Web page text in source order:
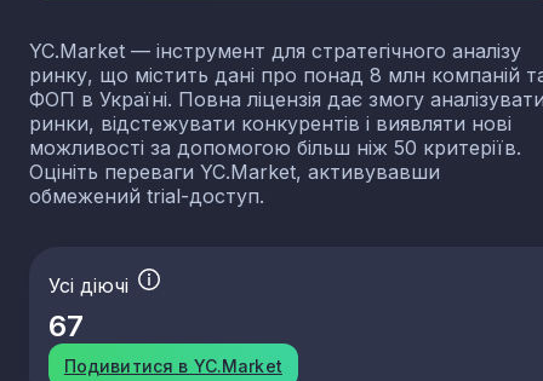
YC.Market — інструмент для стратегічного аналізу
ринку, що містить дані про понад 8 млн компаній
ФОП в Україні. Повна ліцензія дає змогу
ринки, відстежувати конкурентів і виявляти нові
можливості за допомогою більш ніж 50 критеріїв.
Оцініть переваги YC.Market, активувавши
обмежений trial-доступ.
Усі діючі
67
Подивитися в YC.Market